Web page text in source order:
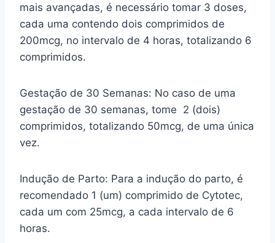
mais avançadas, é necessário tomar 3 doses,
cada uma contendo dois comprimidos de
200mcg, no intervalo de 4 horas, totalizando 6
comprimidos.
Gestação de 30 Semanas: No caso de uma
gestação de 30 semanas, tome 2 (dois)
comprimidos, totalizando 50mcg, de uma única
vez.
Indução de Parto: Para a indução do parto, é
recomendado 1 (um) comprimido de Cytotec,
cada um com 25mcg, a cada intervalo de 6
horas.